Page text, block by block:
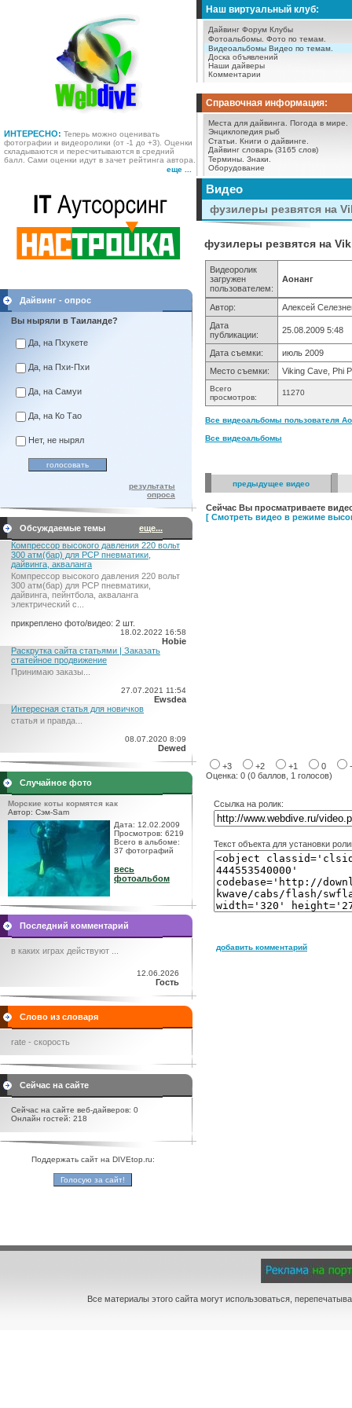
ИНТЕРЕСНО: Теперь можно оценивать
фотографии и видеоролики (от -1 до +3). Оценки
складываются и пересчитываются в средний
балл. Сами оценки идут в зачет рейтинга автора.
еще ...
Наш виртуальный клуб:
Дайвинг Форум Клубы
Фотоальбомы. Фото по темам.
Видеоальбомы Видео по темам.
Доска объявлений
Наши дайверы
Комментарии
Справочная информация:
Места для дайвинга.
Погода в мире.
Энциклопедия рыб
Статьи.
Книги о дайвинге.
Дайвинг словарь (3165 слов)
Термины. Знаки.
Оборудование
Дайвинг - опрос
Вы ныряли в Таиланде?
Да, на Пхукете
Да, на Пхи-Пхи
Да, на Самуи
Да, на Ко Тао
Нет, не нырял
результаты
опроса
Обсуждаемые темы
еще...
Компрессор высокого давления 220 вольт
300 атм(бар) для PCP пневматики,
дайвинга, акваланга
Компрессор высокого давления 220 вольт
300 атм(бар) для PCP пневматики,
дайвинга, пейнтбола, акваланга
электрический c...
прикреплено фото/видео: 2 шт.
18.02.2022 16:58
Hobie
Раскрутка сайта статьями | Заказать
статейное продвижение
Принимаю заказы...
27.07.2021 11:54
Ewsdea
Интересная статья для новичков
статья и правда...
08.07.2020 8:09
Dewed
Случайное фото
Морские коты кормятся как
Автор: Сэм-Sam
Дата: 12.02.2009
Просмотров: 6219
Всего в альбоме:
37 фотографий
весь
фотоальбом
Последний комментарий
в каких играх действуют ...
12.06.2026
Гость
Слово из словаря
rate - скорость
Сейчас на сайте
Сейчас на сайте веб-дайверов: 0
Онлайн гостей: 218
Поддержать сайт на DIVEtop.ru:
Видео
фузилеры резвятся на
фузилеры резвятся на
Видеоролик
загружен
пользователем:
Аонанг
Автор:
Алексей
Дата
публикации:
25.08.2009 5:48
Дата съемки:
июль 2009
Место съемки:
Viking Cave, Phi
Всего
просмотров:
11270
Все видеоальбомы пользователя
Все видеоальбомы
предыдущее видео
Сейчас Вы просматриваете
[ Смотреть видео в режиме
+3 +2 +1 0
Оценка: 0 (0 баллов, 1 голосов)
Ссылка на ролик:
Текст объекта для установки
добавить комментарий
Все материалы этого сайта могут использоваться,